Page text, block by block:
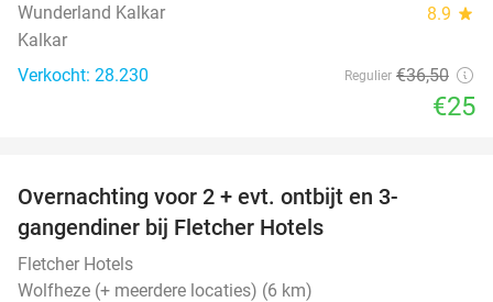
Wunderland Kalkar 8.9 star
Kalkar
Verkocht: 28.230
Regulier €36,50
€25
Overnachting voor 2 + evt. ontbijt en 3-
gangendiner bij Fletcher Hotels
Fletcher Hotels
Wolfheze (+ meerdere locaties) (6 km)